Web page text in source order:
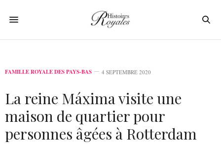
FAMILLE ROYALE DES PAYS-BAS 4 SEPTEMBRE 2020
La reine Máxima visite une
maison de quartier pour
personnes âgées à Rotterdam